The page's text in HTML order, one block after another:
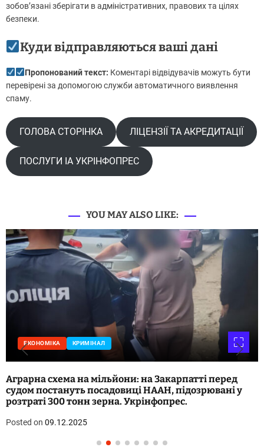
зобов’язані зберігати в адміністративних, правових та цілях
безпеки.
Куди відправляються ваші дані
Пропонований текст: Коментарі відвідувачів можуть бути
перевірені за допомогою служби автоматичного виявлення
спаму.
ГОЛОВА СТОРІНКА ЛІЦЕНЗІЇ ТА АКРЕДИТАЦІЇ
ПОСЛУГИ ІА УКРІНФОПРЕС
YOU MAY ALSO LIKE:
ЕКОНОМІКА КРИМІНАЛ
Аграрна схема на мільйони: на Закарпатті перед
судом постануть посадовиці НААН, підозрювані у
розтраті 300 тонн зерна. Укрінфопрес.
Posted on 09.12.2025